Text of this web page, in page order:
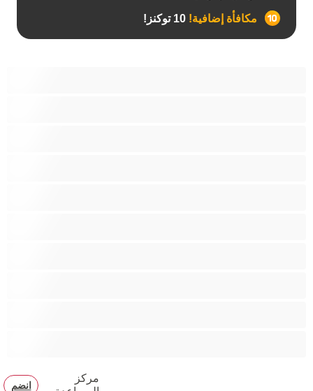
مكافأة إضافية!
مركز
انضم